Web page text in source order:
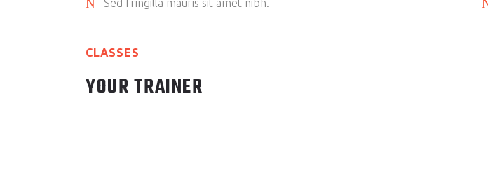
Sed fringilla mauris sit amet nibh.
CLASSES
YOUR TRAINER